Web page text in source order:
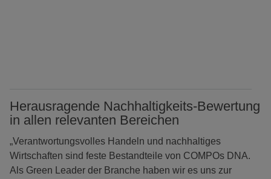
Herausragende Nachhaltigkeits-Bewertung
in allen relevanten Bereichen
„Verantwortungsvolles Handeln und nachhaltiges
Wirtschaften sind feste Bestandteile von COMPOs DNA.
Als Green Leader der Branche haben wir es uns zur